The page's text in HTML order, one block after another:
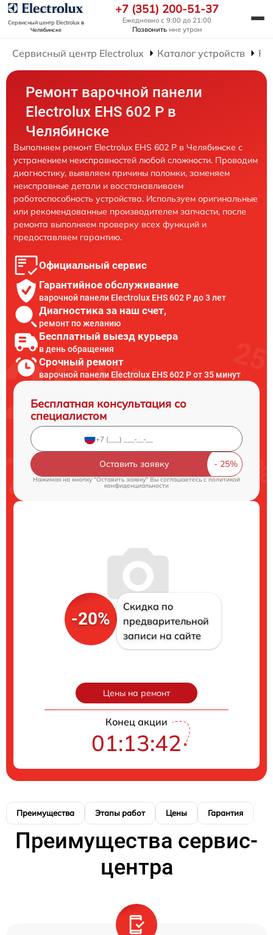
Сервисный центр Electroluxв
Челябинске
+7 (351) 200-51-37
Ежедневно с 9:00 до 21:00
Позвонить мне утром
Сервисный центр Electrolux Каталог устройств
Ремонт варочной панели
Electrolux EHS 602 P в
Челябинске
Выполняем ремонт Electrolux EHS 602 P в Челябинске с
устранением неисправностей любой сложности. Проводим
диагностику, выявляем причины поломки, заменяем
неисправные детали и восстанавливаем
работоспособность устройства. Используем оригинальные
или рекомендованные производителем запчасти, после
ремонта выполняем проверку всех функций и
предоставляем гарантию.
Официальный сервис
Гарантийное обслуживание
варочной панели Electrolux EHS 602 P до 3 лет
Диагностика за наш счет,
ремонт по желанию
Бесплатный выезд курьера
в день обращения
Срочный ремонт
варочной панели Electrolux EHS 602 P от 35 минут
Бесплатная консультация со
специалистом
Оставить заявку
Нажимая на кнопку "Оставить заявку" Вы соглашаетесь cполитикой
конфиденциальности
-20%
Скидка по
предварительной
записи на сайте
Цены на ремонт
Конец акции
01:13:41
Преимущества Этапы работ Цены Гарантия
Преимущества сервис-
центра